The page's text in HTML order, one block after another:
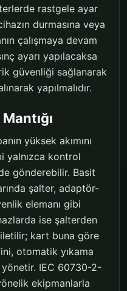
rastgele ayar
durmasına veya
çalışmaya devam
ayarı yapılacaksa
güvenliği sağlanarak
yapılmalıdır.
yüksek akımını
yalnızca kontrol
gönderebilir. Basit
şalter, adaptör-
elemanı gibi
ise şalterden
kart buna göre
otomatik yıkama
IEC 60730-2-
ekipmanlarla